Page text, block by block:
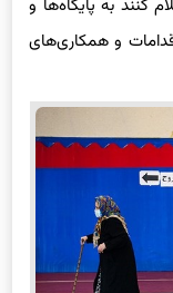
کنند به پایگاه‌ها و
و همکاری‌های